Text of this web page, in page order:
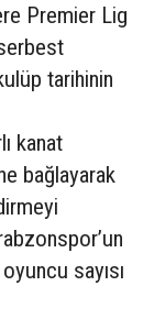
Premier Lig
tarihinin
kanat
bağlayarak
sayısı